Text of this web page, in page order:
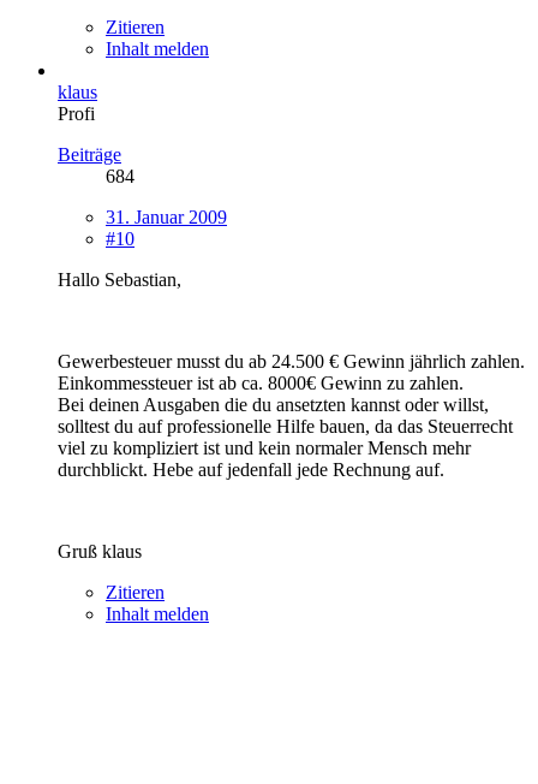
Zitieren
Inhalt melden
klaus
Profi
Beiträge
684
31. Januar 2009
#10
Hallo Sebastian,
Gewerbesteuer musst du ab 24.500 € Gewinn jährlich zahlen.
Einkommessteuer ist ab ca. 8000€ Gewinn zu zahlen.
Bei deinen Ausgaben die du ansetzten kannst oder willst,
solltest du auf professionelle Hilfe bauen, da das Steuerrecht
viel zu kompliziert ist und kein normaler Mensch mehr
durchblickt. Hebe auf jedenfall jede Rechnung auf.
Gruß klaus
Zitieren
Inhalt melden